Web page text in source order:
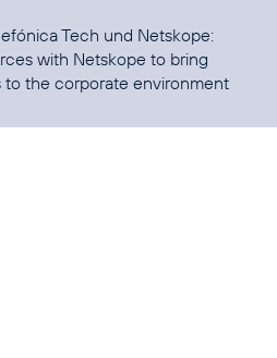
Tech und Netskope:
with Netskope to bring
the corporate environment